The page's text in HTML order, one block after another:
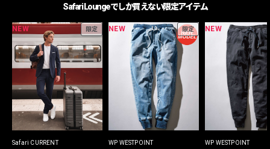
Safari Loungeでしか買えない限定アイテム
NEW 限定
Safari CURRENT
NEW 限定
WP WESTPOINT
NEW
WP WESTPOINT